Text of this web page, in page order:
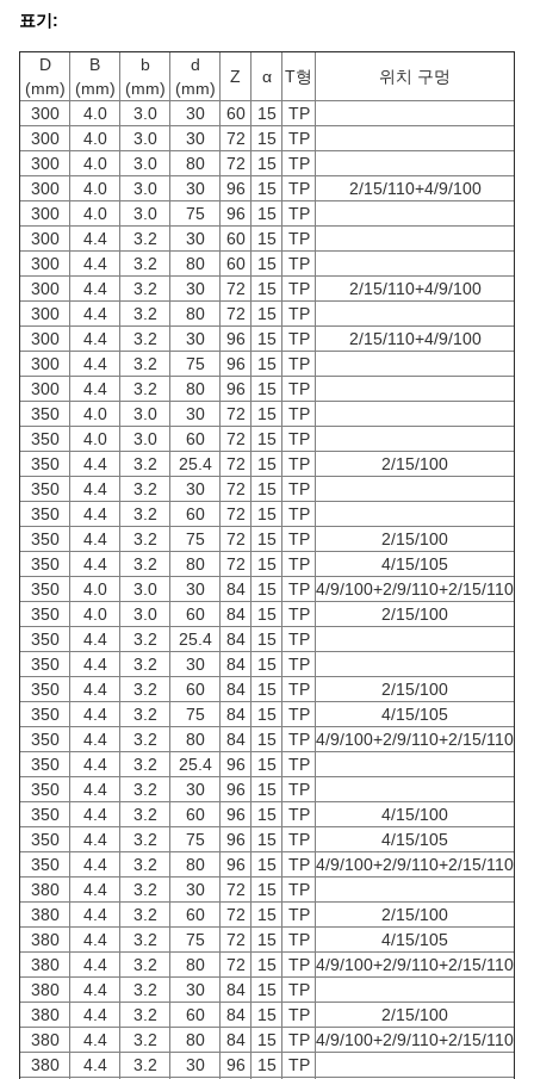
표기:
D
(mm)
B
(mm)
b
(mm)
d
(mm)
Z α T형
위치 구멍
300
4.0 3.0 30 60 15
TP
300
4.0 3.0 30 72 15
TP
300
4.0 3.0 80 72 15
TP
300
4.0 3.0 30 96 15 TP
2/15/110+4/9/100
300
4.0 3.0 75 96 15
TP
300
4.4 3.2 30 60 15
TP
300
4.4 3.2 80 60 15
TP
300
4.4 3.2 30 72 15 TP
2/15/110+4/9/100
300
4.4 3.2 80 72 15
TP
300
4.4 3.2 30 96 15 TP
2/15/110+4/9/100
300
4.4 3.2 75 96 15
TP
300
4.4 3.2 80 96 15
TP
350
4.0 3.0 30 72 15
TP
350
4.0 3.0 60 72 15
TP
350
4.4 3.2 25.4 72 15 TP
2/15/100
350
4.4 3.2 30 72 15
TP
350
4.4 3.2 60 72 15
TP
350
4.4 3.2 75 72 15 TP
2/15/100
350
4.4 3.2 80 72 15 TP
4/15/105
350
4.0 3.0 30 84 15 TP 4/9/100+2/9/110+2/15/110
350
4.0 3.0 60 84 15 TP
2/15/100
350
4.4 3.2 25.4 84 15
TP
350
4.4 3.2 30 84 15
TP
350
4.4 3.2 60 84 15 TP
2/15/100
350
4.4 3.2 75 84 15 TP
4/15/105
350
4.4 3.2 80 84 15 TP 4/9/100+2/9/110+2/15/110
350
4.4 3.2 25.4 96 15
TP
350
4.4 3.2 30 96 15
TP
350
4.4 3.2 60 96 15 TP
4/15/100
350
4.4 3.2 75 96 15 TP
4/15/105
350
4.4 3.2 80 96 15 TP 4/9/100+2/9/110+2/15/110
380
4.4 3.2 30 72 15
TP
380
4.4 3.2 60 72 15 TP
2/15/100
380
4.4 3.2 75 72 15 TP
4/15/105
380
4.4 3.2 80 72 15 TP 4/9/100+2/9/110+2/15/110
380
4.4 3.2 30 84 15
TP
380
4.4 3.2 60 84 15 TP
2/15/100
380
4.4 3.2 80 84 15 TP 4/9/100+2/9/110+2/15/110
380
4.4 3.2 30 96 15
TP